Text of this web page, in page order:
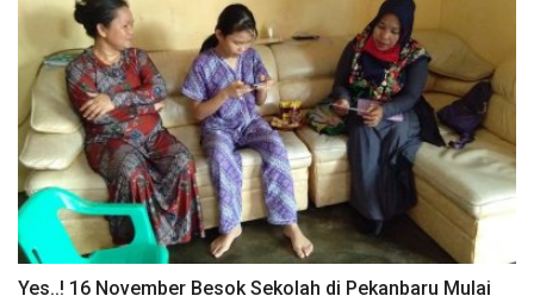
Yes..! 16 November Besok Sekolah di Pekanbaru Mulai